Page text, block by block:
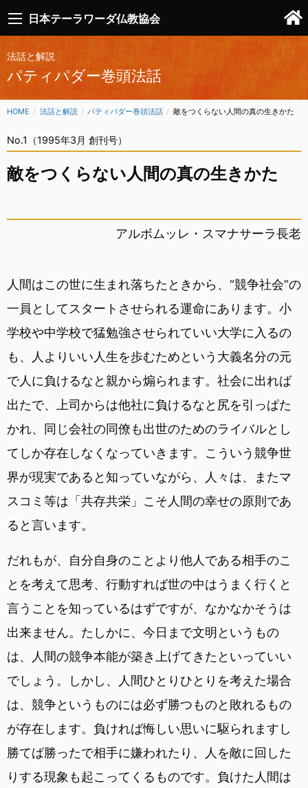
日本テーラワーダ仏教協会
法話と解説
パティパダー巻頭法話
HOME 法話と解説 パティパダー巻頭法話 CURRENT:
敵をつくらない人間の真の生きかた
No.1（1995年3月 創刊号）
敵をつくらない人間の真の生きかた
アルボムッレ・スマナサーラ長老
人間はこの世に生まれ落ちたときから、“競争社会”の
一員としてスタートさせられる運命にあります。小
学校や中学校で猛勉強させられていい大学に入るの
も、人よりいい人生を歩むためという大義名分の元
で人に負けるなと親から煽られます。社会に出れば
出たで、上司からは他社に負けるなと尻を引っぱた
かれ、同じ会社の同僚も出世のためのライバルとし
てしか存在しなくなっていきます。こういう競争世
界が現実であると知っていながら、人々は、またマ
スコミ等は「共存共栄」こそ人間の幸せの原則であ
ると言います。
だれもが、自分自身のことより他人である相手のこ
とを考えて思考、行動すれば世の中はうまく行くと
言うことを知っているはずですが、なかなかそうは
出来ません。たしかに、今日まで文明というもの
は、人間の競争本能が築き上げてきたといっていい
でしょう。しかし、人間ひとりひとりを考えた場合
は、競争というものには必ず勝つものと敗れるもの
が存在します。負ければ悔しい思いに駆られますし
勝てば勝ったで相手に嫌われたり、人を敵に回した
りする現象も起こってくるものです。負けた人間は